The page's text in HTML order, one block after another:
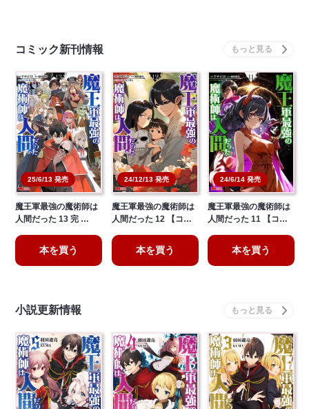
コミック新刊情報
25/6/13 発売
魔王軍最強の魔術師は
人間だった 13 完 …
本を買う
24/12/13 発売
魔王軍最強の魔術師は
人間だった 12 【コ…
本を買う
24/6/14 発売
魔王軍最強の魔術師は
人間だった 11 【コ…
本を買う
小説更新情報